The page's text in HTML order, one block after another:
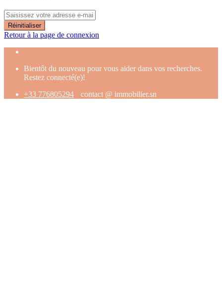
Réinitialiser
Retour à la page de connexion
Bientôt du nouveau pour vous aider dans vos recherches.
Restez connecté(e)!
+33 776805294
contact @ immobilier.sn